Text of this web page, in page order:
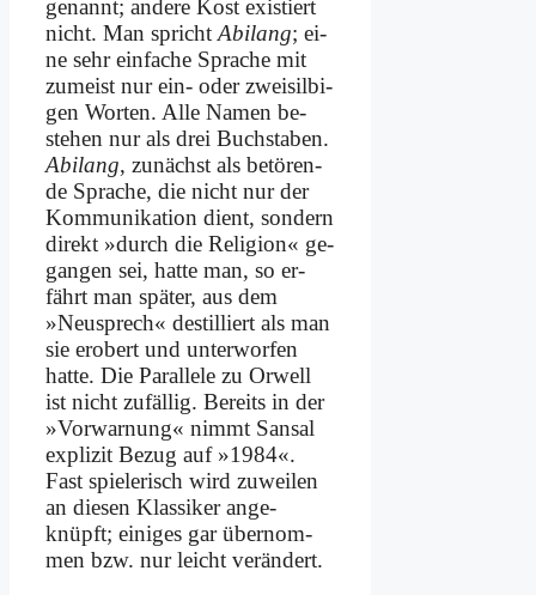
ge­nannt; an­de­re Kost exi­stiert
nicht. Man spricht Abil­ang; ei­
ne sehr ein­fa­che Spra­che mit
zu­meist nur ein- oder zwei­sil­bi­
gen Wor­ten. Al­le Na­men be­
stehen nur als drei Buch­sta­ben.
Abil­ang, zu­nächst als be­tö­ren­
de Spra­che, die nicht nur der
Kom­mu­ni­ka­ti­on dient, son­dern
di­rekt »durch die Re­li­gi­on« ge­
gan­gen sei, hat­te man, so er­
fährt man spä­ter, aus dem
»Neu­sprech« de­stil­liert als man
sie er­obert und un­ter­wor­fen
hat­te. Die Par­al­le­le zu Or­well
ist nicht zu­fäl­lig. Be­reits in der
»Vor­war­nung« nimmt San­sal
ex­pli­zit Be­zug auf »1984«.
Fast spie­le­risch wird zu­wei­len
an die­sen Klas­si­ker an­ge­
knüpft; ei­ni­ges gar über­nom­
men bzw. nur leicht ver­än­dert.